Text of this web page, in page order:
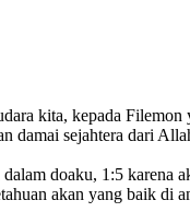
kita, kepada Filemon
damai sejahtera dari
doaku, 1:5 karena
akan yang baik di